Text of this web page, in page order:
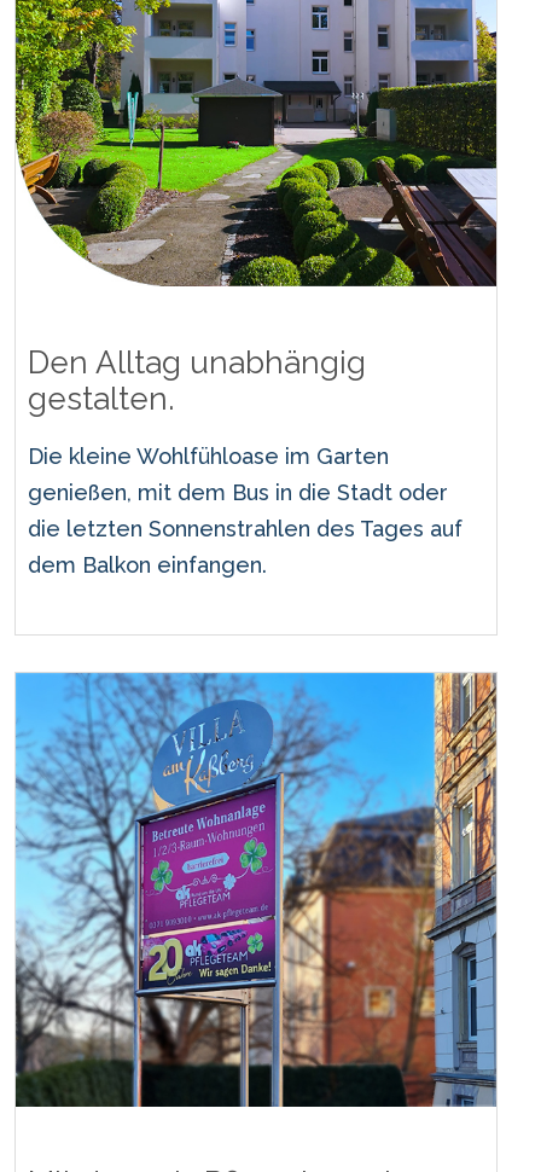
Den Alltag unabhängig
gestalten.
Die kleine Wohlfühloase im Garten
genießen, mit dem Bus in die Stadt oder
die letzten Sonnenstrahlen des Tages auf
dem Balkon einfangen.